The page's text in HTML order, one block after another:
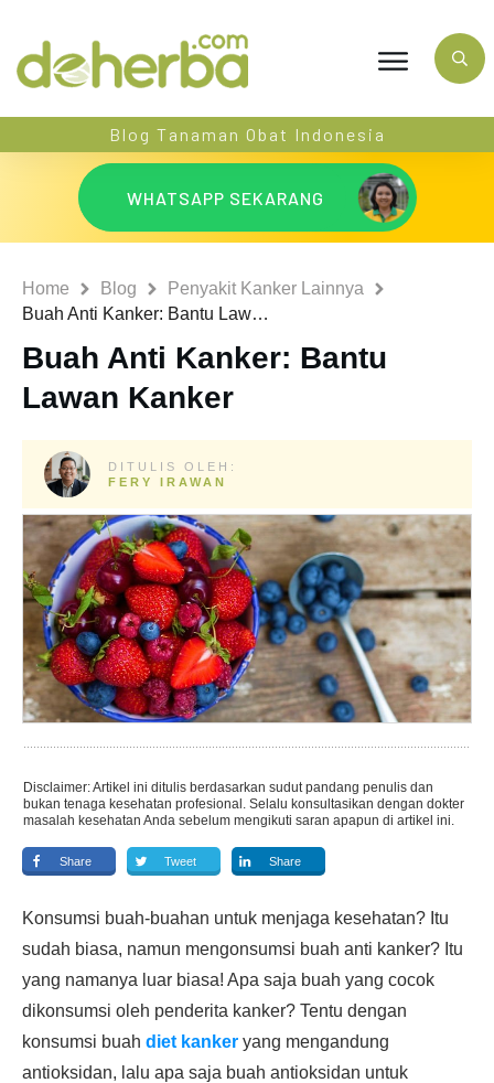
Blog Tanaman Obat Indonesia
WHATSAPP SEKARANG
Home Blog
Penyakit Kanker Lainnya
Buah Anti Kanker: Bantu Lawan Kanker
Buah Anti Kanker: Bantu
Lawan Kanker
DITULIS OLEH:
FERY IRAWAN
Disclaimer: Artikel ini ditulis berdasarkan sudut pandang penulis dan
bukan tenaga kesehatan profesional. Selalu konsultasikan dengan dokter
masalah kesehatan Anda sebelum mengikuti saran apapun di artikel ini.
Share Tweet Share
Konsumsi buah-buahan untuk menjaga kesehatan? Itu
sudah biasa, namun mengonsumsi buah anti kanker? Itu
yang namanya luar biasa! Apa saja buah yang cocok
dikonsumsi oleh penderita kanker? Tentu dengan
konsumsi buah diet kanker yang mengandung
antioksidan, lalu apa saja buah antioksidan untuk